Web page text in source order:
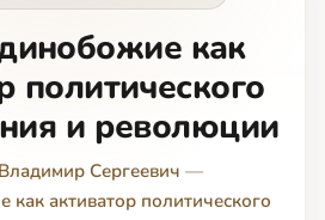
как
политического
и революции
Сергеевич —
активатор политического